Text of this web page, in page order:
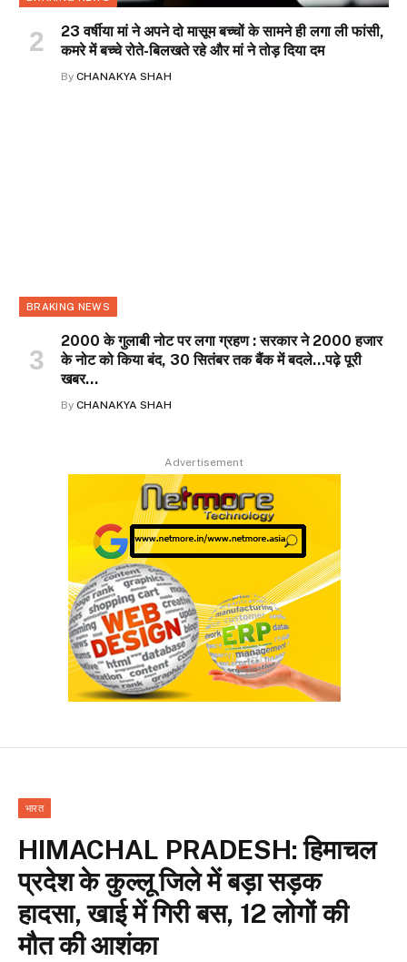
23 वर्षीया मां ने अपने दो मासूम बच्चों के सामने ही लगा ली फांसी,
कमरे में बच्चे रोते-बिलखते रहे और मां ने तोड़ दिया दम
By CHANAKYA SHAH
BRAKING NEWS
2000 के गुलाबी नोट पर लगा ग्रहण : सरकार ने 2000 हजार
के नोट को किया बंद, 30 सितंबर तक बैंक में बदले…पढ़े पूरी
खबर…
By CHANAKYA SHAH
Advertisement
भारत
HIMACHAL PRADESH: हिमाचल
प्रदेश के कुल्लू जिले में बड़ा सड़क
हादसा, खाई में गिरी बस, 12 लोगों की
मौत की आशंका